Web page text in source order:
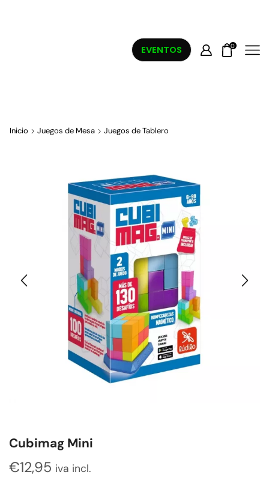
EVENTOS 0
Inicio Juegos de Mesa Juegos de Tablero
Cubimag Mini
€12,95 iva incl.